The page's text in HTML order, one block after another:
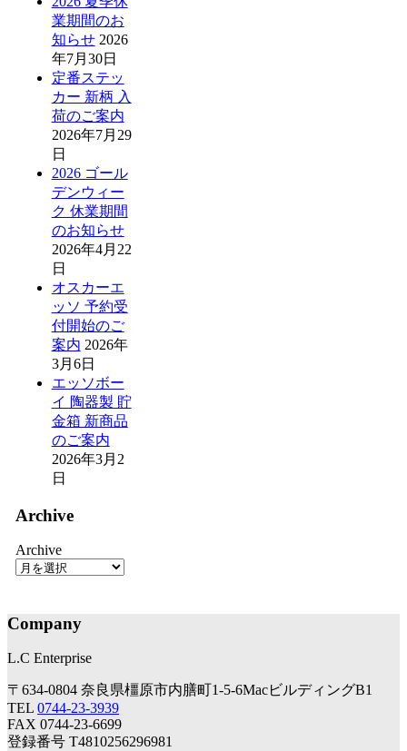
業期間のお
知らせ 2026
年7月30日
定番ステッ
カー 新柄 入
荷のご案内
2026年7月29
日
2026 ゴール
デンウィー
ク 休業期間
のお知らせ
2026年4月22
日
オスカーエ
ッソ 予約受
付開始のご
案内 2026年
3月6日
エッソボー
イ 陶器製 貯
金箱 新商品
のご案内
2026年3月2
日
Archive
Archive
Company
L.C Enterprise
〒634-0804 奈良県橿原市内膳町1-5-6MacビルディングB1
TEL 0744-23-3939
FAX 0744-23-6699
登録番号 T4810256296981